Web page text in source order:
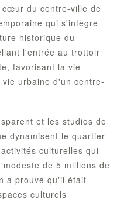
du centre-ville de
qui s'intègre
historique du
l'entrée au trottoir
favorisant la vie
urbaine d'un centre-
et les studios de
dynamisent le quartier
culturelles qui
de 5 millions de
a prouvé qu'il était
culturels